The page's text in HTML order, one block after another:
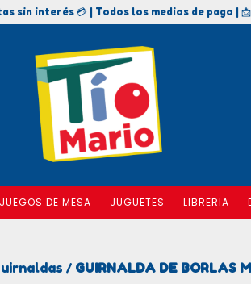
sin interés 💳 | Todos los medios de pago | 📩
JUEGOS DE MESA JUGUETES LIBRERIA
/ GUIRNALDA DE BORLAS